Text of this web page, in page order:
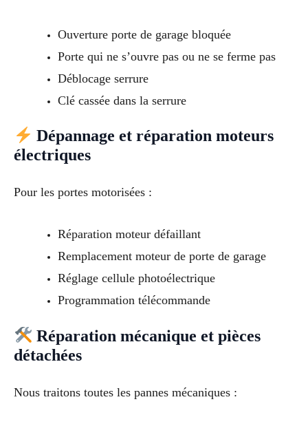
Ouverture porte de garage bloquée
Porte qui ne s’ouvre pas ou ne se ferme pas
Déblocage serrure
Clé cassée dans la serrure
Dépannage et réparation moteurs
électriques
Pour les portes motorisées :
Réparation moteur défaillant
Remplacement moteur de porte de garage
Réglage cellule photoélectrique
Programmation télécommande
Réparation mécanique et pièces
détachées
Nous traitons toutes les pannes mécaniques :